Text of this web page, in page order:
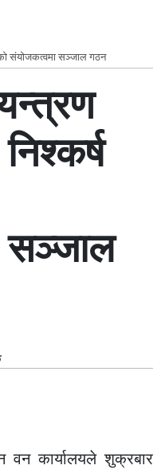
संयोजकत्वमा सञ्जाल गठन
सञ्जाल
वन कार्यालयले शुक्रबार